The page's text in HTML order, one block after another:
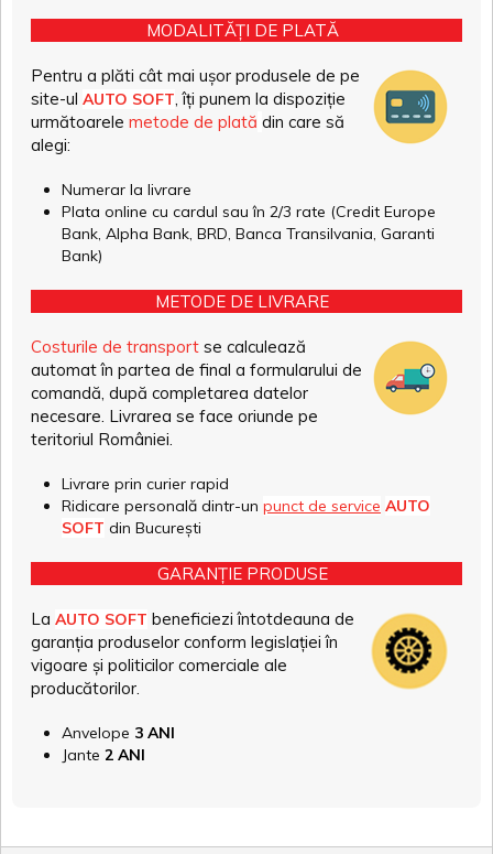
MODALITĂȚI DE PLATĂ
Pentru a plăti cât mai ușor produsele de pe
site-ul AUTO SOFT, îți punem la dispoziție
următoarele metode de plată din care să
alegi:
Numerar la livrare
Plata online cu cardul sau în 2/3 rate (Credit Europe
Bank, Alpha Bank, BRD, Banca Transilvania, Garanti
Bank)
METODE DE LIVRARE
Costurile de transport se calculează
automat în partea de final a formularului de
comandă, după completarea datelor
necesare. Livrarea se face oriunde pe
teritoriul României.
Livrare prin curier rapid
Ridicare personală dintr-un punct de service AUTO
SOFT din București
GARANȚIE PRODUSE
La AUTO SOFT beneficiezi întotdeauna de
garanția produselor conform legislației în
vigoare și politicilor comerciale ale
producătorilor.
Anvelope 3 ANI
Jante 2 ANI